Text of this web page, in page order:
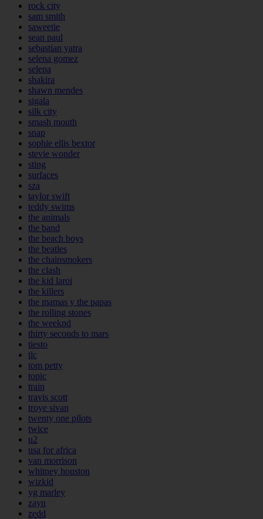
rock city
sam smith
saweetie
sean paul
sebastian yatra
selena gomez
selena
shakira
shawn mendes
sigala
silk city
smash mouth
snap
sophie ellis bextor
stevie wonder
sting
surfaces
sza
taylor swift
teddy swims
the animals
the band
the beach boys
the beatles
the chainsmokers
the clash
the kid laroi
the killers
the mamas y the papas
the rolling stones
the weeknd
thirty seconds to mars
tiesto
tlc
tom petty
topic
train
travis scott
troye sivan
twenty one pilots
twice
u2
usa for africa
van morrison
whitney houston
wizkid
yg marley
zayn
zedd